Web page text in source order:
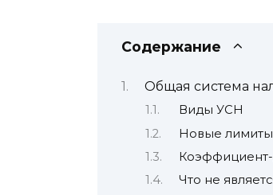
Содержание
Общая система
Виды УСН
Новые
Коэффициент-
Что не